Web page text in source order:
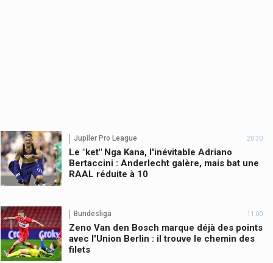
Jupiler Pro League 20:30
Le "ket" Nga Kana, l'inévitable Adriano
Bertaccini : Anderlecht galère, mais bat une
RAAL réduite à 10
Bundesliga 11:00
Zeno Van den Bosch marque déjà des points
avec l'Union Berlin : il trouve le chemin des
filets